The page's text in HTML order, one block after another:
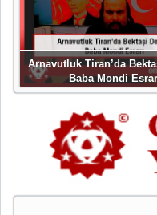
Arnavutluk Tiran’da
Baba Mondi